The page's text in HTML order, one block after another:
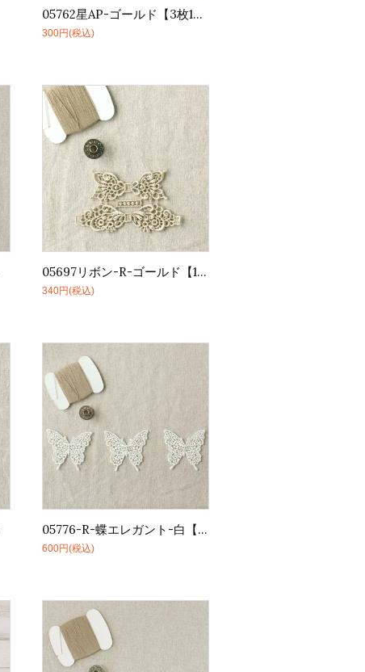
05762星AP-ゴールド【3枚1セット】
300円(税込)
05697リボン-R-ゴールド【1枚】
340円(税込)
05776-R-蝶エレガント-白【3枚1セット】
600円(税込)